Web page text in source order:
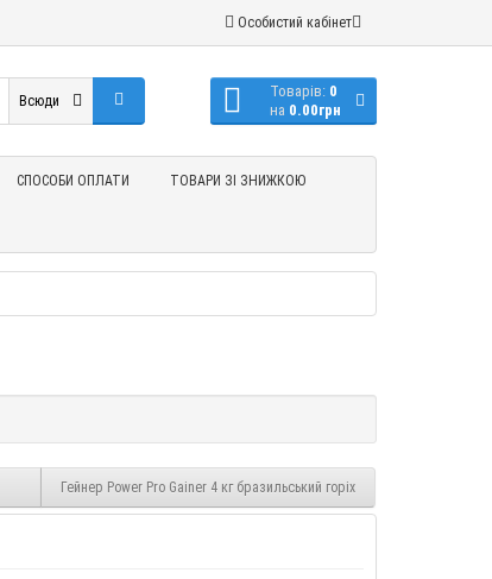
Особистий кабінет
Товарів: 0
на 0.00грн
Всюди
СПОСОБИ ОПЛАТИ ТОВАРИ ЗІ ЗНИЖКОЮ
Гейнер Power Pro Gainer 4 кг бразильський горіх